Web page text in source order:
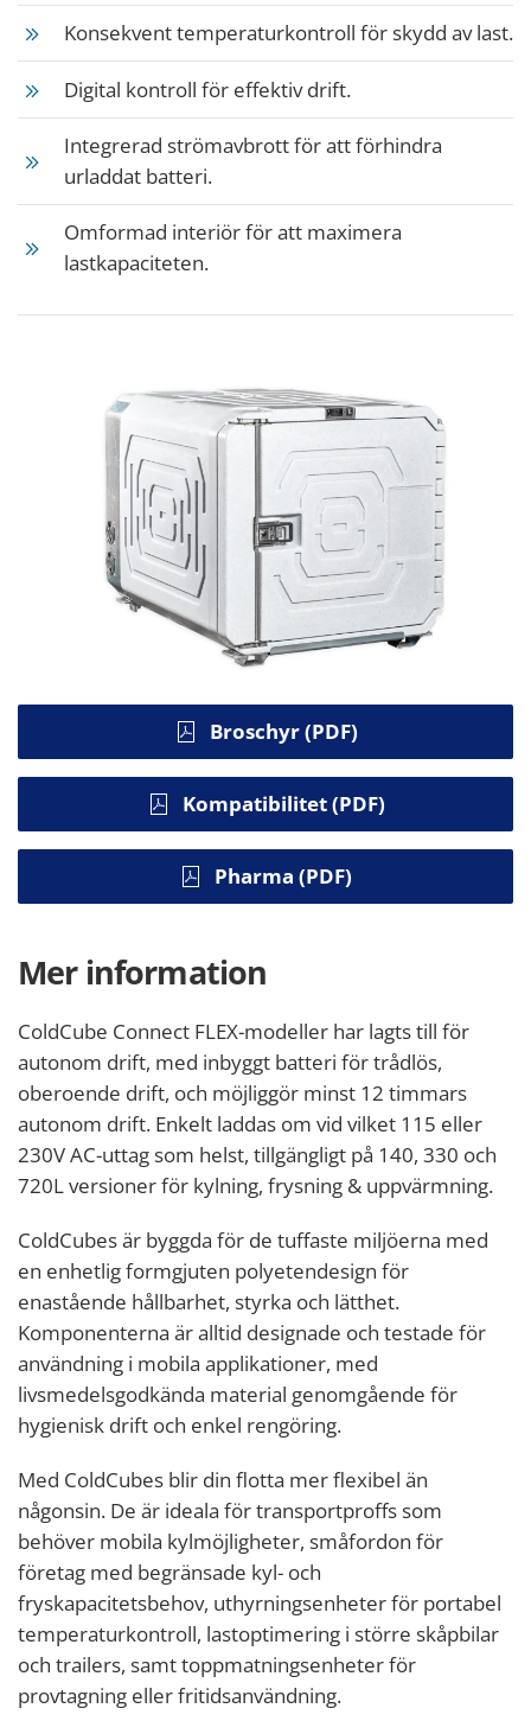
Konsekvent temperaturkontroll för skydd av last.
Digital kontroll för effektiv drift.
Integrerad strömavbrott för att förhindra
urladdat batteri.
Omformad interiör för att maximera
lastkapaciteten.
Broschyr (PDF)
Kompatibilitet (PDF)
Pharma (PDF)
Mer information
ColdCube Connect FLEX-modeller har lagts till för
autonom drift, med inbyggt batteri för trådlös,
oberoende drift, och möjliggör minst 12 timmars
autonom drift. Enkelt laddas om vid vilket 115 eller
230V AC-uttag som helst, tillgängligt på 140, 330 och
720L versioner för kylning, frysning & uppvärmning.
ColdCubes är byggda för de tuffaste miljöerna med
en enhetlig formgjuten polyetendesign för
enastående hållbarhet, styrka och lätthet.
Komponenterna är alltid designade och testade för
användning i mobila applikationer, med
livsmedelsgodkända material genomgående för
hygienisk drift och enkel rengöring.
Med ColdCubes blir din flotta mer flexibel än
någonsin. De är ideala för transportproffs som
behöver mobila kylmöjligheter, småfordon för
företag med begränsade kyl- och
fryskapacitetsbehov, uthyrningsenheter för portabel
temperaturkontroll, lastoptimering i större skåpbilar
och trailers, samt toppmatningsenheter för
provtagning eller fritidsanvändning.